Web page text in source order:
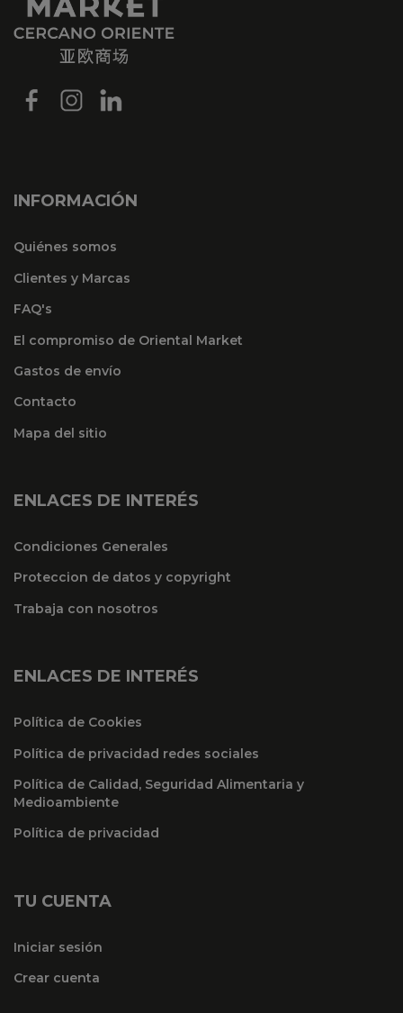
INFORMACIÓN
Quiénes somos
Clientes y Marcas
FAQ's
El compromiso de Oriental Market
Gastos de envío
Contacto
Mapa del sitio
ENLACES DE INTERÉS
Condiciones Generales
Proteccion de datos y copyright
Trabaja con nosotros
ENLACES DE INTERÉS
Política de Cookies
Política de privacidad redes sociales
Política de Calidad, Seguridad Alimentaria y
Medioambiente
Política de privacidad
TU CUENTA
Iniciar sesión
Crear cuenta